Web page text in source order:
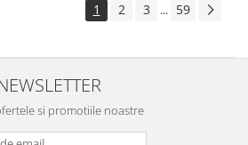
1 2 3 ... 59
si promotiile noastre